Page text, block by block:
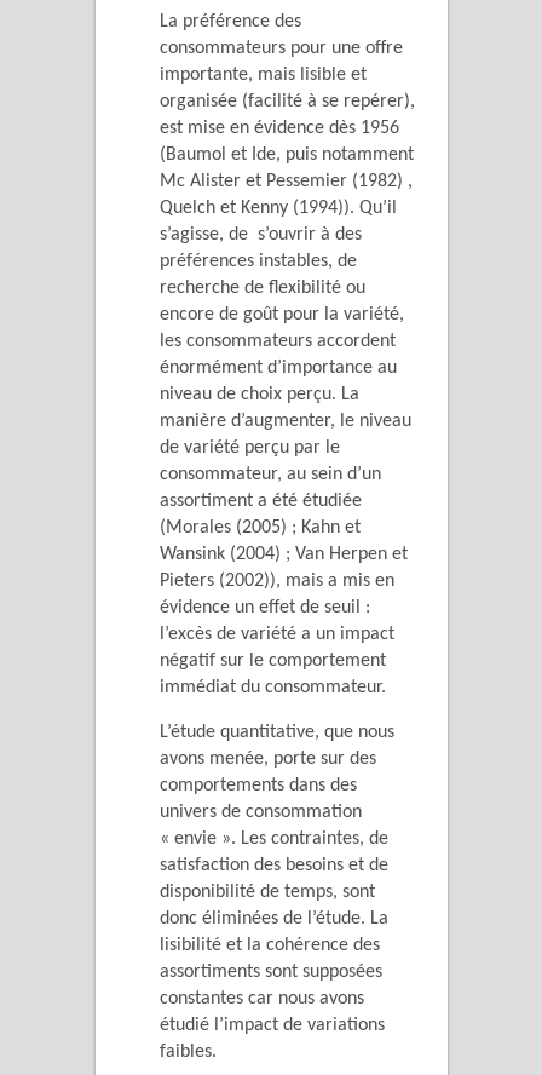
La préférence des
consommateurs pour une offre
importante, mais lisible et
organisée (facilité à se repérer),
est mise en évidence dès 1956
(Baumol et Ide, puis notamment
Mc Alister et Pessemier (1982) ,
Quelch et Kenny (1994)). Qu’il
s’agisse, de s’ouvrir à des
préférences instables, de
recherche de flexibilité ou
encore de goût pour la variété,
les consommateurs accordent
énormément d’importance au
niveau de choix perçu. La
manière d’augmenter, le niveau
de variété perçu par le
consommateur, au sein d’un
assortiment a été étudiée
(Morales (2005) ; Kahn et
Wansink (2004) ; Van Herpen et
Pieters (2002)), mais a mis en
évidence un effet de seuil :
l’excès de variété a un impact
négatif sur le comportement
immédiat du consommateur.
L’étude quantitative, que nous
avons menée, porte sur des
comportements dans des
univers de consommation
« envie ». Les contraintes, de
satisfaction des besoins et de
disponibilité de temps, sont
donc éliminées de l’étude. La
lisibilité et la cohérence des
assortiments sont supposées
constantes car nous avons
étudié l’impact de variations
faibles.